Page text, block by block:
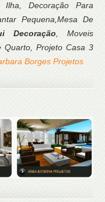
Ilha, Decoração Para
Pequena,Mesa De
Decoração, Moveis
Quarto, Projeto Casa 3
Borges Projetos